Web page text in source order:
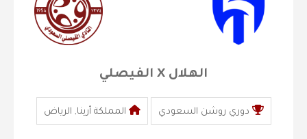
الهلال X الفيصلي
دوري روشن السعودي المملكة أرينا, الرياض